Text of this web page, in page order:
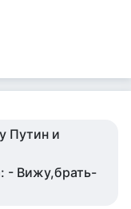
Путин и
- Вижу,брать-